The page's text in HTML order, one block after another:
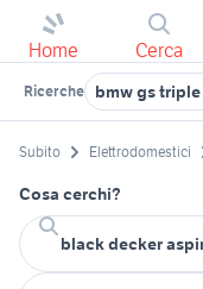
Home Cerca
Ricerche bmw gs
Subito Elettrodomestici
Cosa cerchi?